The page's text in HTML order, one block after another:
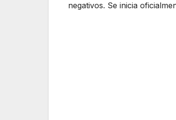
negativos. Se inicia